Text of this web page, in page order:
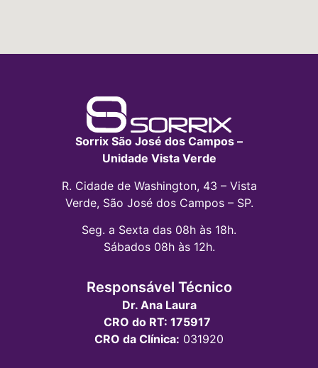
Sorrix São José dos Campos –
Unidade Vista Verde
R. Cidade de Washington, 43 – Vista
Verde, São José dos Campos – SP.
Seg. a Sexta das 08h às 18h.
Sábados 08h às 12h.
Responsável Técnico
Dr. Ana Laura
CRO do RT: 175917
CRO da Clínica: 031920